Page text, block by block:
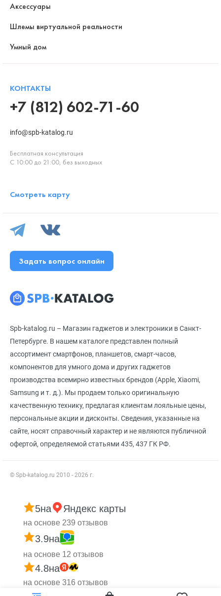
Spb-katalog.ru – Магазин гаджетов и электроники в Санкт-
Петербурге. В нашем каталоге представлен полный
ассортимент смартфонов, планшетов, смарт-часов,
компонентов для умного дома и других гаджетов
производства всемирно известных брендов (Apple, Xiaomi,
Samsung и т. д.). Мы продаем только оригинальную
качественную технику, предлагая клиентам лояльные цены,
персональные акции и дисконты. Сведения, указанные на
сайте, носят справочный характер и не являются публичной
офертой, определяемой статьями 435, 437 ГК РФ.
© Spb-katalog.ru 2010 - 2026 г.
Аксессуары
Шлемы виртуальной реальности
Умный дом
КОНТАКТЫ
+7 (812) 602-71-60
info@spb-katalog.ru
Бесплатная консультация
С 10:00 до 21:00, без выходных
Смотреть карту
Задать вопрос онлайн
5на Яндекс карты
на основе 239 отзывов
3.9на
на основе 12 отзывов
4.8на
на основе 316 отзывов